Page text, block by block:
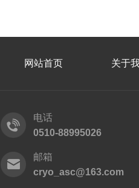
网站首页 关于
电话
0510-88995026
邮箱
cryo_asc@163.com